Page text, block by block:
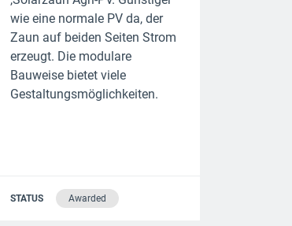
wie eine normale PV da, der
Zaun auf beiden Seiten Strom
erzeugt. Die modulare
Bauweise bietet viele
Gestaltungsmöglichkeiten.
STATUS Awarded